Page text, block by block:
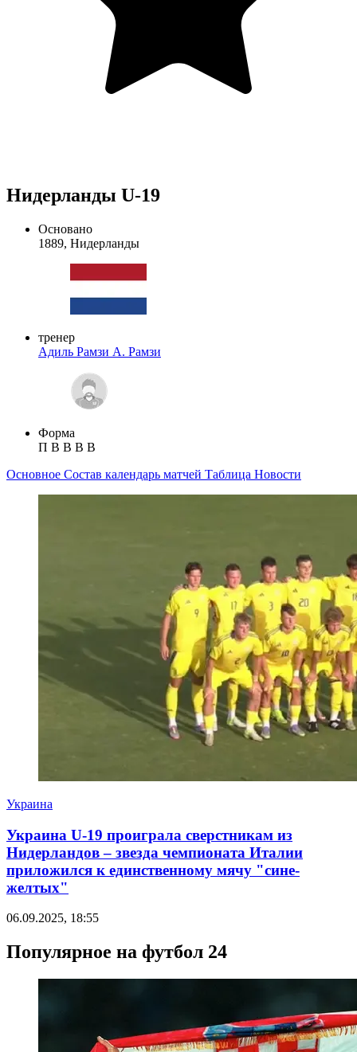
Нидерланды U-19
Основано
1889, Нидерланды
тренер
Адиль Рамзи А. Рамзи
Форма
П В В В В
Основное Состав календарь матчей Таблица Новости
Украина
Украина U-19 проиграла сверстникам из
Нидерландов – звезда чемпионата Италии
приложился к единственному мячу "сине-
желтых"
06.09.2025, 18:55
Популярное на футбол 24